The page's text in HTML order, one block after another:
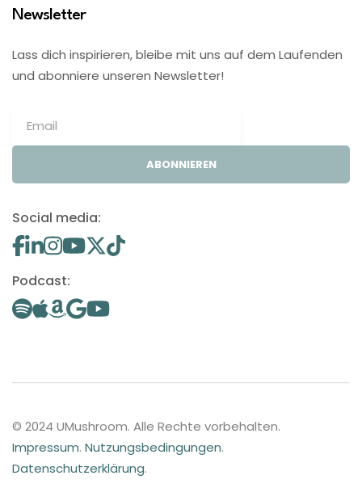
Newsletter
Lass dich inspirieren, bleibe mit uns auf dem Laufenden
und abonniere unseren Newsletter!
ABONNIEREN
Social media:
Podcast:
© 2024 UMushroom. Alle Rechte vorbehalten.
Impressum. Nutzungsbedingungen.
Datenschutzerklärung.